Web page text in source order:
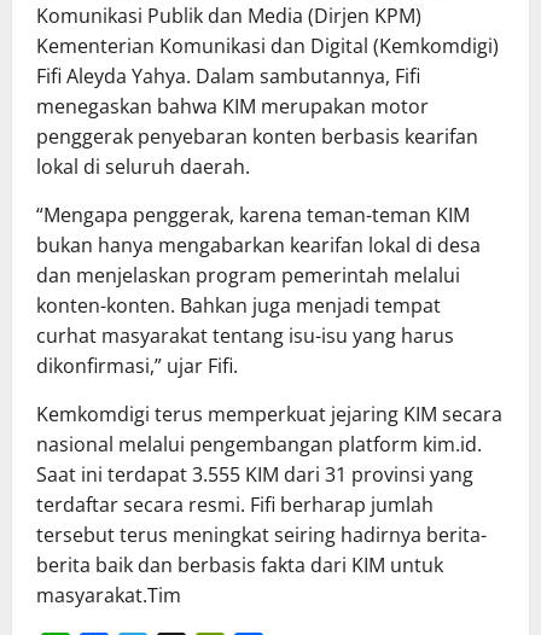
Komunikasi Publik dan Media (Dirjen KPM)
Kementerian Komunikasi dan Digital (Kemkomdigi)
Fifi Aleyda Yahya. Dalam sambutannya, Fifi
menegaskan bahwa KIM merupakan motor
penggerak penyebaran konten berbasis kearifan
lokal di seluruh daerah.
“Mengapa penggerak, karena teman-teman KIM
bukan hanya mengabarkan kearifan lokal di desa
dan menjelaskan program pemerintah melalui
konten-konten. Bahkan juga menjadi tempat
curhat masyarakat tentang isu-isu yang harus
dikonfirmasi,” ujar Fifi.
Kemkomdigi terus memperkuat jejaring KIM secara
nasional melalui pengembangan platform kim.id.
Saat ini terdapat 3.555 KIM dari 31 provinsi yang
terdaftar secara resmi. Fifi berharap jumlah
tersebut terus meningkat seiring hadirnya berita-
berita baik dan berbasis fakta dari KIM untuk
masyarakat.Tim